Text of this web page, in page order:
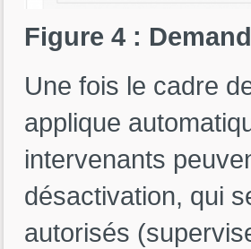
Figure 4 :
Une fois le cadre
applique
intervenants
désactivation, qui
autorisés